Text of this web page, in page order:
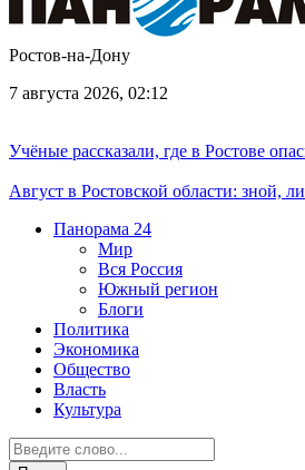
Ростов-на-Дону
7 августа 2026, 02:12
Учёные рассказали, где в Ростове
Август в Ростовской области: зной,
Панорама 24
Мир
Вся Россия
Южный регион
Блоги
Политика
Экономика
Общество
Власть
Культура